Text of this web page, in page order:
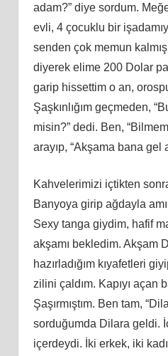
adam?” diye sordum.
evli, 4 çocuklu bir
senden çok memun kalmış
diyerek elime 200 Dolar
garip hissettim o an,
Şaşkınlığım geçmeden,
misin?” dedi. Ben,
arayıp, “Akşama bana gel
Kahvelerimizi içtikten
Banyoya girip ağdayla
Sexy tanga giydim, hafif
akşamı bekledim. Akşam
hazırladığım kıyafetleri
zilini çaldım. Kapıyı açan
Şaşırmıştım. Ben tam,
sorduğumda Dilara geldi.
içerdeydi. İki erkek, iki